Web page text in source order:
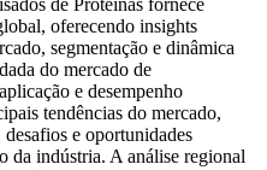
​​de Proteínas fornece
oferecendo insights
segmentação e dinâmica
do mercado de
e desempenho
tendências do mercado,
e oportunidades
da indústria. A análise regional